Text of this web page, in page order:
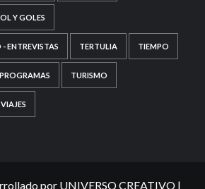
Y GOLES
ENTREVISTAS TERTULIA TIEMPO
TURISMO
VIAJES
por UNIVERSO CREATIVO |